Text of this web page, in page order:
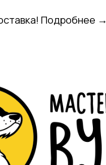
Подробнее →